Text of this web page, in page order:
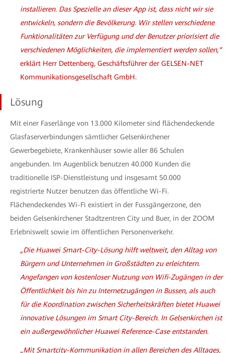
installieren. Das Spezielle an dieser App ist, dass nicht wir sie
entwickeln, sondern die Bevölkerung. Wir stellen verschiedene
Funktionalitäten zur Verfügung und der Benutzer priorisiert die
verschiedenen Möglichkeiten, die implementiert werden sollen,“
erklärt Herr Dettenberg, Geschäftsführer der GELSEN-NET
Kommunikationsgesellschaft GmbH.
Lösung
Mit einer Faserlänge von 13.000 Kilometer sind flächendeckende
Glasfaserverbindungen sämtlicher Gelsenkirchener
Gewerbegebiete, Krankenhäuser sowie aller 86 Schulen
angebunden. Im Augenblick benutzen 40.000 Kunden die
traditionelle ISP-Dienstleistung und insgesamt 50.000
registrierte Nutzer benutzen das öffentliche Wi-Fi.
Flächendeckendes Wi-Fi existiert in der Fussgängerzone, den
beiden Gelsenkirchener Stadtzentren City und Buer, in der ZOOM
Erlebniswelt sowie im öffentlichen Personenverkehr.
„Die Huawei Smart-City-Lösung hilft weltweit, den Alltag von
Bürgern und Unternehmen in Großstädten zu erleichtern.
Angefangen von kostenloser Nutzung von Wifi-Zugängen in der
Öffentlichkeit bis hin zu Internetzugängen in Bussen, als auch
für die Koordination zwischen Sicherheitskräften bietet Huawei
innovative Lösungen im Smart City-Bereich. In Gelsenkirchen ist
ein außergewöhnlicher Huawei Reference-Case entstanden.
„Mit Smartcity-Kommunikation in allen Bereichen des Alltages,